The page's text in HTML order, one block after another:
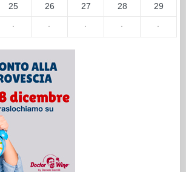
25 26 27 28 29
· · · · ·